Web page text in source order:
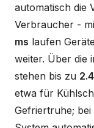
automatisch die
Verbraucher -
ms laufen
weiter. Über die
stehen bis zu
etwa für
Gefriertruhe;